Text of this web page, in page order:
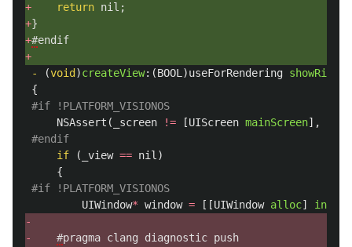
+
return nil ;
+}
+#endif
+
-
(void )createView:(BOOL)useForRendering
{
#if !PLATFORM_VISIONOS
NSAssert ( _screen != [UIScreen mainScreen],
#endif
if
( _view == nil)
{
#if !PLATFORM_VISIONOS
UIWindow* window = [[UIWindow alloc]
-
-
#pragma clang diagnostic push